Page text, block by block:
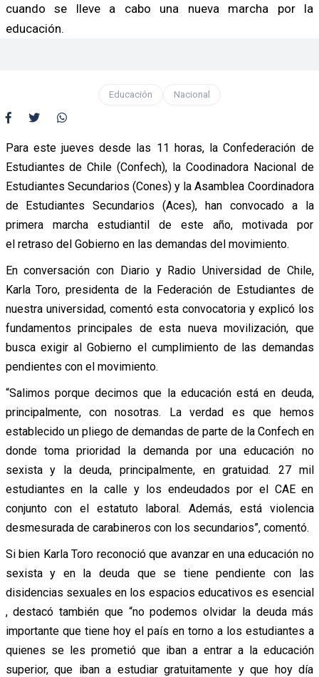
cuando se lleve a cabo una nueva marcha por la
educación.
Educación Nacional
Para este jueves desde las 11 horas, la Confederación de
Estudiantes de Chile (Confech), la Coodinadora Nacional de
Estudiantes Secundarios (Cones) y la Asamblea Coordinadora
de Estudiantes Secundarios (Aces), han convocado a la
primera marcha estudiantil de este año, motivada por
el retraso del Gobierno en las demandas del movimiento.
En conversación con Diario y Radio Universidad de Chile,
Karla Toro, presidenta de la Federación de Estudiantes de
nuestra universidad, comentó esta convocatoria y explicó los
fundamentos principales de esta nueva movilización, que
busca exigir al Gobierno el cumplimiento de las demandas
pendientes con el movimiento.
“Salimos porque decimos que la educación está en deuda,
principalmente, con nosotras. La verdad es que hemos
establecido un pliego de demandas de parte de la Confech en
donde toma prioridad la demanda por una educación no
sexista y la deuda, principalmente, en gratuidad. 27 mil
estudiantes en la calle y los endeudados por el CAE en
conjunto con el estatuto laboral. Además, está violencia
desmesurada de carabineros con los secundarios”, comentó.
Si bien Karla Toro reconoció que avanzar en una educación no
sexista y en la deuda que se tiene pendiente con las
disidencias sexuales en los espacios educativos es esencial
, destacó también que “no podemos olvidar la deuda más
importante que tiene hoy el país en torno a los estudiantes a
quienes se les prometió que iban a entrar a la educación
superior, que iban a estudiar gratuitamente y que hoy día